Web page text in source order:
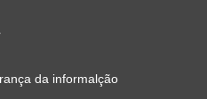
da informalção